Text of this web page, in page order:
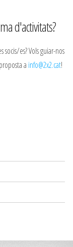
d'activitats?
es? Vols guiar-nos
a info@2x2.cat!